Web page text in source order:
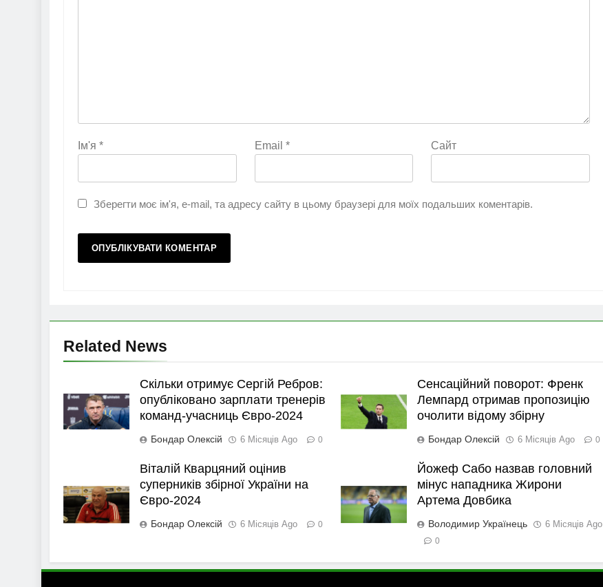
Ім'я * Email * Сайт
Зберегти моє ім'я, e-mail, та адресу сайту в цьому браузері для моїх подальших коментарів.
Related News
Скільки отримує Сергій Ребров:
опубліковано зарплати тренерів
команд-учасниць Євро-2024
Бондар Олексій 6 Місяців Ago 0
Сенсаційний поворот: Френк
Лемпард отримав пропозицію
очолити відому збірну
Бондар Олексій 6 Місяців Ago 0
Віталій Кварцяний оцінив
суперників збірної України на
Євро-2024
Бондар Олексій 6 Місяців Ago 0
Йожеф Сабо назвав головний
мінус нападника Жирони
Артема Довбика
Володимир Українець 6 Місяців Ago
0